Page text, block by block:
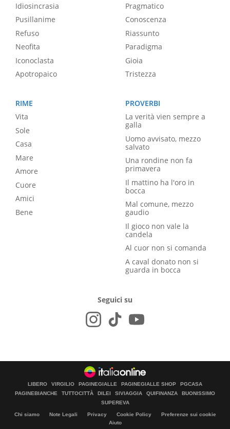
Idiosincrasia
Pusillanime
Refuso
Neofita
Iconoclasta
Apotropaico
Pragmatico
Conoscenza
Riassunto
Paradigma
Gioia
Tristezza
RIME
Vita
Sole
Casa
Mare
Amore
Cuore
Amici
Bene
PROVERBI
La verità vien sempre a
galla
Uomo avvisato, mezzo
salvato
Una rondine non fa
primavera
Il mattino ha l'oro in
bocca
Mal comune, mezzo
gaudio
Il gioco non vale la
candela
Al cuor non si comanda
A caval donato non si
guarda in bocca
Seguici su
LIBERO VIRGILIO PAGINEGIALLE PAGINEGIALLE SHOP
PGCASA
PAGINEBIANCHE
TUTTOCITTÀ DILEI SIVIAGGIA QUIFINANZA
BUONISSIMO
SUPEREVA
Chi siamo Note Legali Privacy Cookie Policy
Preferenze sui cookie
Aiuto